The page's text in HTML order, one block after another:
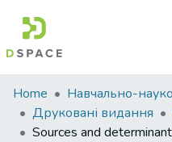
Communities
&
Collections
Home
Друковані видання